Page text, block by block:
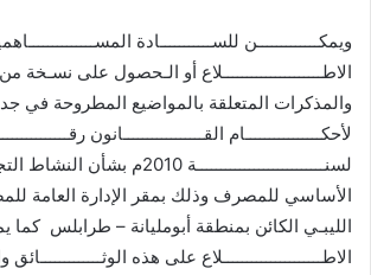
ويمكـــــــــــــن للســـــــــــادة
الاطـــــــــــــــــــــلاع أو الـحصول على نسـخة من
والمذكرات المتعلقة بالمواضيع المطروحة في
لسنـــــــــــــــــــــــــــة
الأساسي للمصرف وذلك بمقر الإدارة العامة
الليبـي الكائن بمنطقة أبومليانة – طرابلس كما
الاطـــــــــــــــــــــلاع على هذه الوثـــــــــــــائق